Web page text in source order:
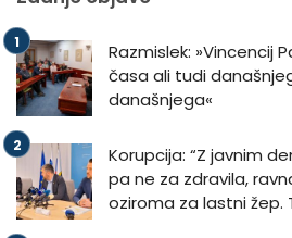
Razmislek: »Vincencij
časa ali tudi
današnjega«
Korupcija: “Z javnim
pa ne za zdravila,
oziroma za lastni žep.